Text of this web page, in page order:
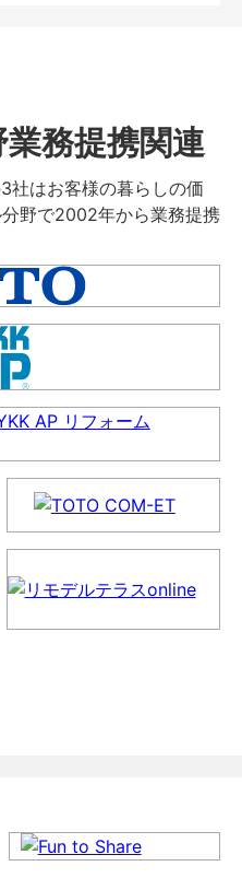
務提携関連
社はお客様の暮らしの価
野で2002年から業務提携